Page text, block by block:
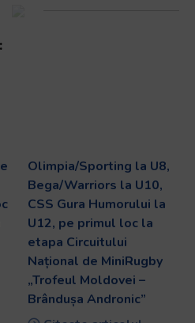
Olimpia/Sporting la U8,
Bega/Warriors la U10,
CSS Gura Humorului la
U12, pe primul loc la